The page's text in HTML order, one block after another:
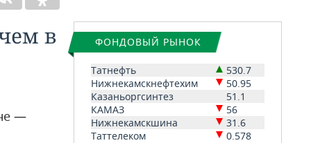
в
—
ФОНДОВЫЙ РЫНОК
Татнефть
530.7
Нижнекамскнефтехим
50.95
Казаньоргсинтез
51.1
КАМАЗ
56
Нижнекамскшина
31.6
Таттелеком
0.578